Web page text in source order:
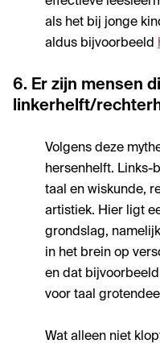
als het bij jonge
aldus bijvoorbeeld
6. Er zijn mensen
linkerhelft/
Volgens deze
hersenhelft. Links-
taal en wiskunde,
artistiek. Hier ligt
grondslag,
in het brein op
en dat
voor taal
Wat alleen niet